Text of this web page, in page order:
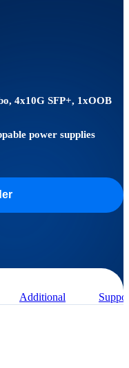
4x10G SFP+, 1xOOB
power supplies
Additional